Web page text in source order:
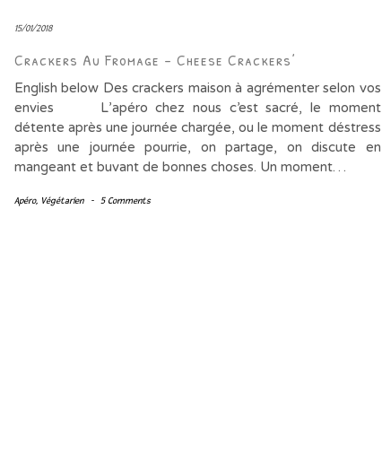
15/01/2018
Crackers Au Fromage – Cheese Crackers’
English below Des crackers maison à agrémenter selon vos
envies L’apéro chez nous c’est sacré, le moment
détente après une journée chargée, ou le moment déstress
après une journée pourrie, on partage, on discute en
mangeant et buvant de bonnes choses. Un moment…
Apéro, Végétarien - 5 Comments